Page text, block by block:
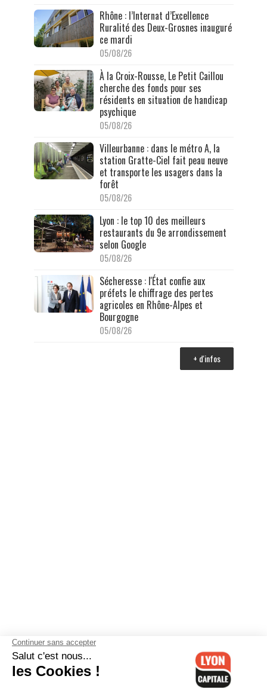
Rhône : l’Internat d’Excellence
Ruralité des Deux-Grosnes inauguré
ce mardi
05/08/26
À la Croix-Rousse, Le Petit Caillou
cherche des fonds pour ses
résidents en situation de handicap
psychique
05/08/26
Villeurbanne : dans le métro A, la
station Gratte-Ciel fait peau neuve
et transporte les usagers dans la
forêt
05/08/26
Lyon : le top 10 des meilleurs
restaurants du 9e arrondissement
selon Google
05/08/26
Sécheresse : l'État confie aux
préfets le chiffrage des pertes
agricoles en Rhône-Alpes et
Bourgogne
05/08/26
+ d'infos